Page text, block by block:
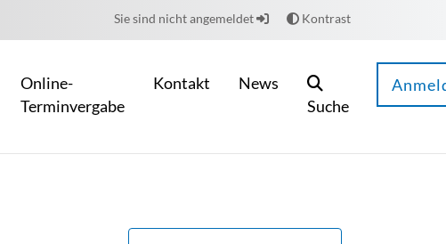
Sie sind nicht angemeldet Kontrast
Online-
Terminvergabe
Kontakt
News
Suche